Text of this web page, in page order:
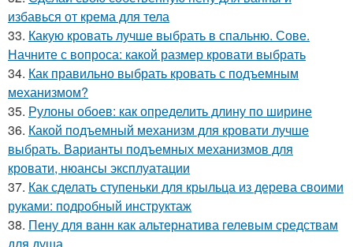
избавься от крема для тела
33. Какую кровать лучше выбрать в спальню. Сове.
Начните с вопроса: какой размер кровати выбрать
34. Как правильно выбрать кровать с подъемным
механизмом?
35. Рулоны обоев: как определить длину по ширине
36. Какой подъемный механизм для кровати лучше
выбрать. Варианты подъемных механизмов для
кровати, нюансы эксплуатации
37. Как сделать ступеньки для крыльца из дерева своими
руками: подробный инструктаж
38. Пену для ванн как альтернатива гелевым средствам
для душа